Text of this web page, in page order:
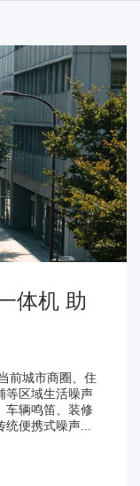
体机 助
前城市商圈、住
等区域生活噪声
车辆鸣笛、装修
便携式噪声...